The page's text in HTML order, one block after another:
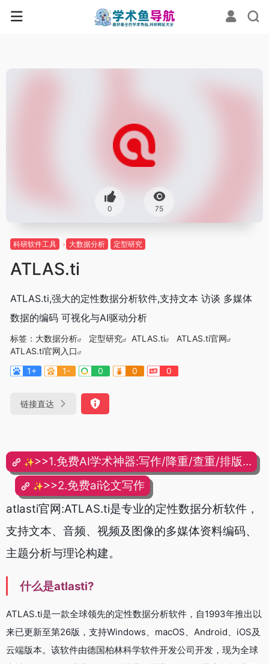
0 75
科研软件工具 大数据分析 定型研究
ATLAS.ti
ATLAS.ti,强大的定性数据分析软件,支持文本 访谈 多媒体
数据的编码 可视化与AI驱动分析
标签： 大数据分析 定型研究 ATLAS.ti
ATLAS.ti官网
ATLAS.ti官网入口
1+
1- 0 0 0
链接直达
✨>>1.免费AI学术神器:写作/降重/查重/排版...
✨>>2.免费ai论文写作
atlasti官网:ATLAS.ti是专业的定性数据分析软件，
支持文本、音频、视频及图像的多媒体资料编码、
主题分析与理论构建。
什么是atlasti?
ATLAS.ti是一款全球领先的定性数据分析软件，自1993年推出以
来已更新至第26版，支持Windows、macOS、Android、iOS及
云端版本。该软件由德国柏林科学软件开发公司开发，现为全球